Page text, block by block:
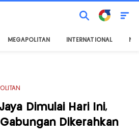
MEGAPOLITAN INTERNATIONAL
Dimulai Hari Ini,
Dikerahkan